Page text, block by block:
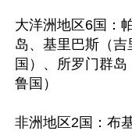
大洋洲地区6国：
岛、基里巴斯（
国）、所罗门群
鲁国）
非洲地区2国：布